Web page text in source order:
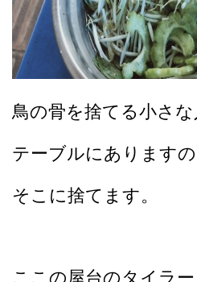
鳥の骨を捨てる小さ
テーブルにあります
そこに捨てます。
ここの屋台のタイラ